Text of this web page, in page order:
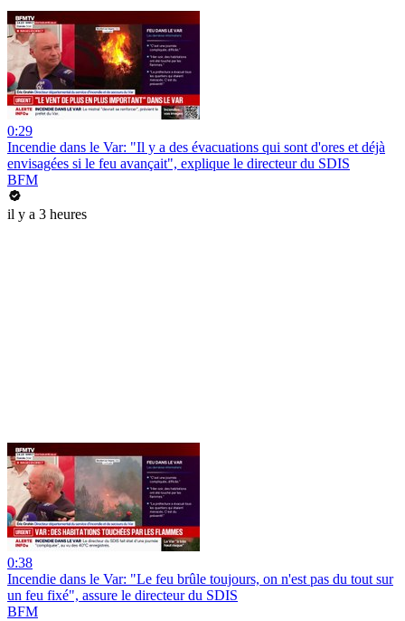
0:29
Incendie dans le Var: "Il y a des évacuations qui sont d'ores et déjà
envisagées si le feu avançait", explique le directeur du SDIS
BFM
il y a 3 heures
0:38
Incendie dans le Var: "Le feu brûle toujours, on n'est pas du tout sur
un feu fixé", assure le directeur du SDIS
BFM